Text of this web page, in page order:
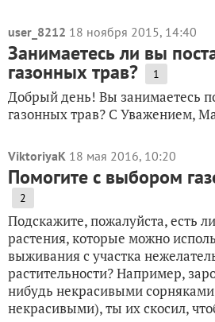
user_8212 18 ноября 2015, 14:40
Занимаетесь ли вы
газонных трав? 1
Добрый день! Вы занимаетесь
газонных трав? С Уважением,
ViktoriyaK 18 мая 2016, 10:20
Помогите с выбором
2
Подскажите, пожалуйста, есть
растения, которые можно
выживания с участка
растительности? Например,
нибудь некрасивыми
некрасивыми), ты их скосил,